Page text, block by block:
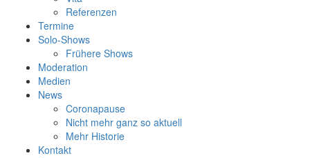
Referenzen
Termine
Solo-Shows
Frühere Shows
Moderation
Medien
News
Coronapause
Nicht mehr ganz so aktuell
Mehr Historie
Kontakt